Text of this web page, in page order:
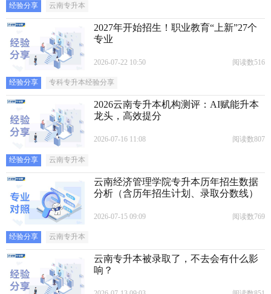
经验分享 云南专升本
2027年开始招生！职业教育“上新”27个
专业
2026-07-22 10:50 阅读数516
经验分享 专科专升本经验分享
2026云南专升本机构测评：AI赋能升本
龙头，高效提分
2026-07-16 11:08 阅读数807
经验分享 云南专升本
云南经济管理学院专升本历年招生数据
分析（含历年招生计划、录取分数线）
2026-07-15 09:09 阅读数769
经验分享 云南专升本
云南专升本被录取了，不去会有什么影
响？